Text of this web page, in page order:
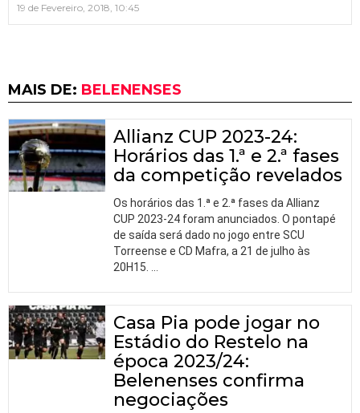
19 de Fevereiro, 2018, 10:45
MAIS DE: BELENENSES
Allianz CUP 2023-24:
Horários das 1.ª e 2.ª fases
da competição revelados
Os horários das 1.ª e 2.ª fases da Allianz
CUP 2023-24 foram anunciados. O pontapé
de saída será dado no jogo entre SCU
Torreense e CD Mafra, a 21 de julho às
20H15.
Casa Pia pode jogar no
Estádio do Restelo na
época 2023/24:
Belenenses confirma
negociações